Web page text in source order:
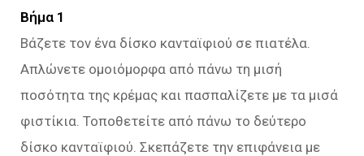
Βήμα 1
Βάζετε τον ένα δίσκο κανταϊφιού σε πιατέλα.
Απλώνετε ομοιόμορφα από πάνω τη μισή
ποσότητα της κρέμας και πασπαλίζετε με τα μισά
φιστίκια. Τοποθετείτε από πάνω το δεύτερο
δίσκο κανταϊφιού. Σκεπάζετε την επιφάνεια με